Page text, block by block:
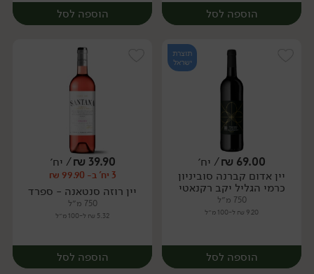
הוספה לסל
יח׳
הוספה לסל
יח׳
תוצרת
ישראל
69.00
₪/ יח׳
יין אדום קברנה סוביניון
כרמי הגליל יקב רקנאטי
750 מ״ל
9.20 ₪ ל-100 מ״ל
הוספה לסל
39.90
₪/ יח׳
3 יח' ב- 99.90 ₪
יין רוזה סנטאנה - ספרד
750 מ״ל
5.32 ₪ ל-100 מ״ל
הוספה לסל